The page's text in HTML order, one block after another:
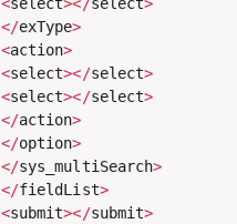
</exType>
<action>
<select></select>
<select></select>
</action>
</option>
</sys_multiSearch>
</fieldList>
<submit></submit>